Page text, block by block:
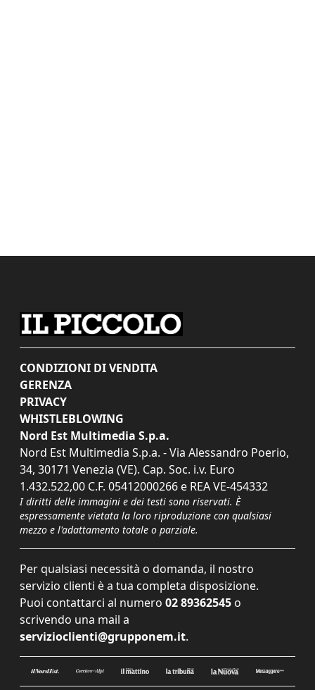
CONDIZIONI DI VENDITA
GERENZA
PRIVACY
WHISTLEBLOWING
Nord Est Multimedia S.p.a.
Nord Est Multimedia S.p.a. - Via Alessandro Poerio,
34, 30171 Venezia (VE). Cap. Soc. i.v. Euro
1.432.522,00 C.F. 05412000266 e REA VE-454332
I diritti delle immagini e dei testi sono riservati. È
espressamente vietata la loro riproduzione con qualsiasi
mezzo e l'adattamento totale o parziale.
Per qualsiasi necessità o domanda, il nostro
servizio clienti è a tua completa disposizione.
Puoi contattarci al numero 02 89362545 o
scrivendo una mail a
servizioclienti@grupponem.it.